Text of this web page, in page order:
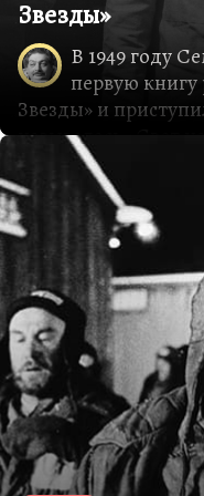
Звезды»
В 1949 году
первую
Звезды» и
называлась «Свет
принесла ему в
премии подряд.
Вообще говорить
странно, прежде
художественные
даже не к нулю, а
первых, это одна
вторых, это фильм,
славу Сергей
любимым актером
знаковое
не только то, что
как говорил